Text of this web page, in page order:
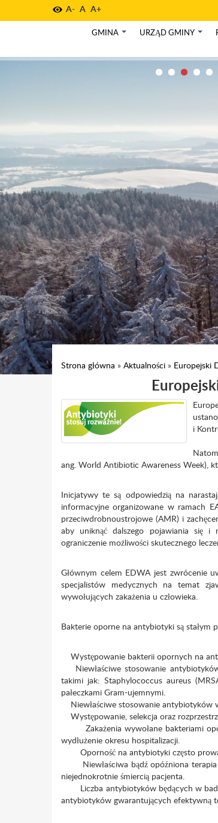
A- A A+
GMINA URZĄD GMINY
Strona główna » Aktualności » Europejski
i
ang. World Antibiotic Awareness Week),
Inicjatywy te są odpowiedzią na
informacyjne organizowane w ramach
przeciwdrobnoustrojowe (AMR) i
aby uniknąć dalszego pojawiania się i
ograniczenie możliwości skutecznego
Głównym celem EDWA jest zwrócenie
specjalistów medycznych na temat
wywołujących zakażenia u człowieka.
Bakterie oporne na antybiotyki są stałym
Występowanie bakterii opornych na
Niewłaściwe stosowanie
takimi jak: Staphylococcus aureus
pałeczkami Gram-ujemnymi.
Niewłaściwe stosowanie antybiotyków
Występowanie, selekcja oraz
Zakażenia wywołane bakteriami
wydłużenie okresu hospitalizacji.
Oporność na antybiotyki często
Niewłaściwa bądź opóźniona terapia
niejednokrotnie śmiercią pacjenta.
Liczba antybiotyków będących w
antybiotyków gwarantujących efektywną